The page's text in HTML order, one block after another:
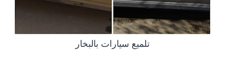
تلميع سيارات بالبخار